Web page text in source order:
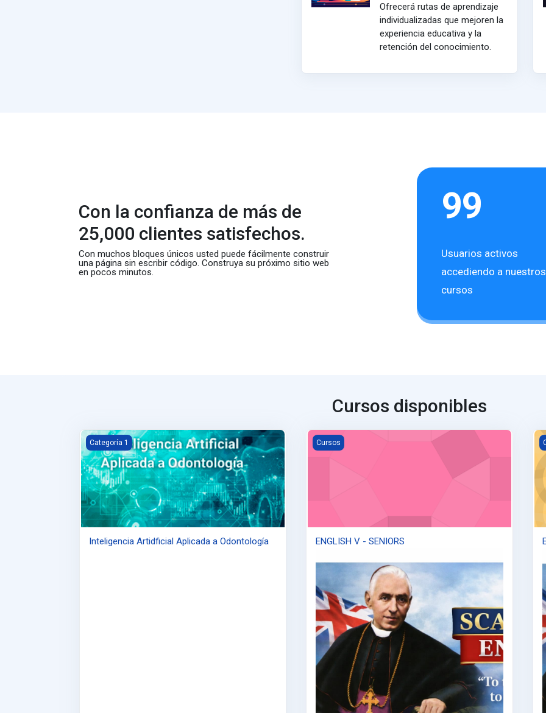
Ofrecerá rutas de aprendizaje
individualizadas que mejoren la
experiencia educativa y la
retención del conocimiento.
Con la confianza de más de
25,000 clientes satisfechos.
Con muchos bloques únicos usted puede fácilmente construir
una página sin escribir código. Construya su próximo sitio web
en pocos minutos.
99
Usuarios activos
accediendo a nuestros
cursos
Cursos disponibles
Inteligencia Artidficial Aplicada a Odontología
Categoría 1
Inteligencia Artidficial Aplicada a Odontología
ENGLISH V - SENIORS
Cursos
ENGLISH V - SENIORS